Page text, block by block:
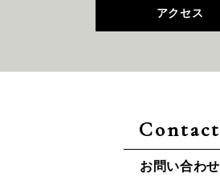
アクセス
Contact
お問い合わせ